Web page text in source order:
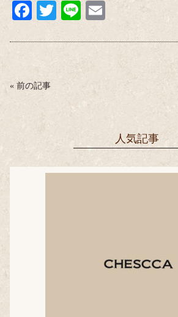
Fa
bo
T
tte
Li
ail
« 前の記事
人気記事